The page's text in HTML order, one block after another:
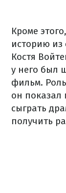
Кроме
историю из
Костя
у него был
фильм.
он показал
сыграть
получить